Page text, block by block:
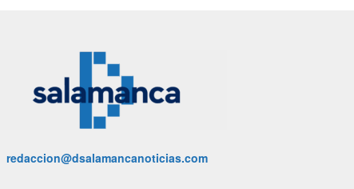
redaccion@dsalamancanoticias.com